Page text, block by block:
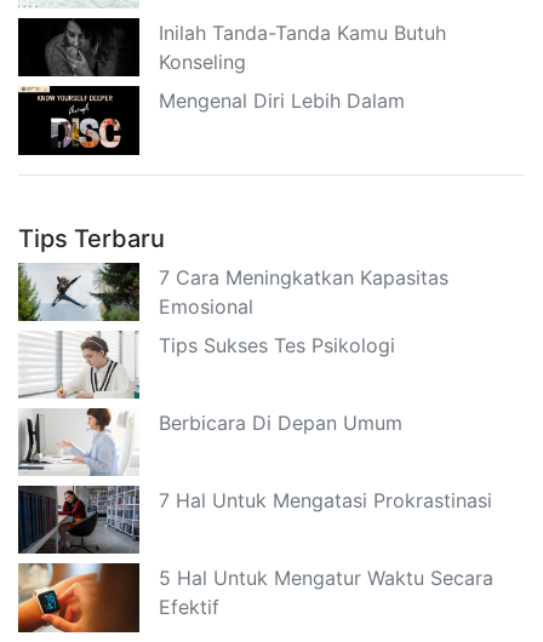
Inilah Tanda-Tanda Kamu Butuh
Konseling
Mengenal Diri Lebih Dalam
Tips Terbaru
7 Cara Meningkatkan Kapasitas
Emosional
Tips Sukses Tes Psikologi
Berbicara Di Depan Umum
7 Hal Untuk Mengatasi Prokrastinasi
5 Hal Untuk Mengatur Waktu Secara
Efektif